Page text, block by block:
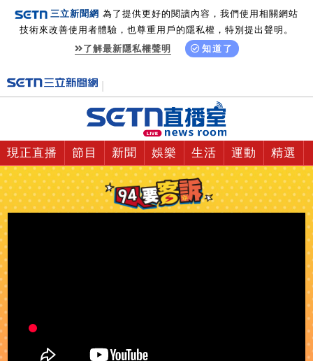
三立新聞網 為了提供更好的閱讀內容，我們使用相關網站
技術來改善使用者體驗，也尊重用戶的隱私權，特別提出聲明。
了解最新隱私權聲明
知道了
現正直播 節目 新聞 娛樂 生活 運動 精選